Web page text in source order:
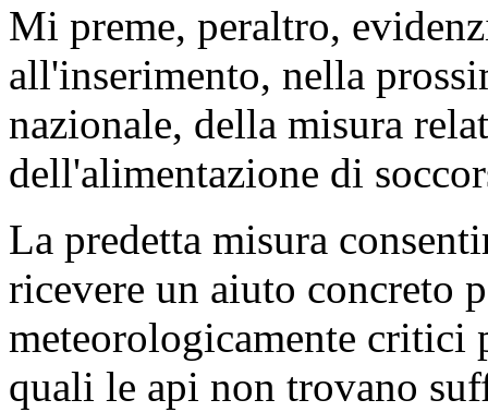
Mi preme, peraltro,
all'inserimento, nella
nazionale, della misura
dell'alimentazione di
La predetta misura
ricevere un aiuto concreto
meteorologicamente critici
quali le api non trovano